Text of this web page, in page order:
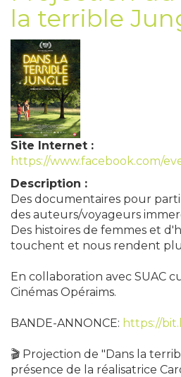
la terrible
Site Internet :
https://www.facebook.com/
Description :
Des documentaires pour
des auteurs/voyageurs
Des histoires de femmes et
touchent et nous rendent
En collaboration avec SUAC
Cinémas Opéraims.
BANDE-ANNONCE: https://
🎬 Projection de "Dans la
présence de la réalisatrice